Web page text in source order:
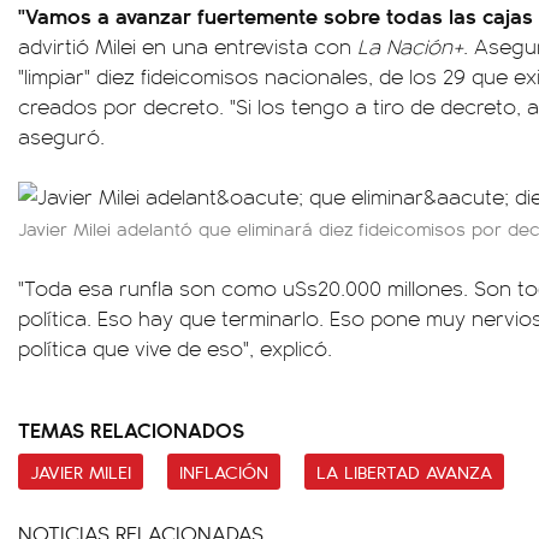
"Vamos a avanzar fuertemente sobre todas las
advirtió Milei en una entrevista con La Nación+.
"limpiar" diez fideicomisos nacionales, de los 29 que
creados por decreto. "Si los tengo a tiro de decreto,
aseguró.
Javier Milei adelantó que eliminará diez fideicomisos por
"Toda esa runfla son como u$s20.000 millones. Son
política. Eso hay que terminarlo. Eso pone muy
política que vive de eso", explicó.
TEMAS RELACIONADOS
JAVIER MILEI INFLACIÓN LA LIBERTAD AVANZA
NOTICIAS RELACIONADAS